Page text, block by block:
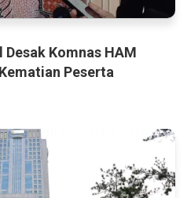
Komnas HAM
Peserta